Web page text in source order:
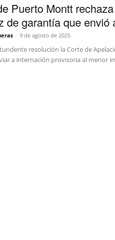
Puerto Montt
de garantía que envió
- 9 de agosto de 2025
resolución la Corte de
a internación provisoria al menor